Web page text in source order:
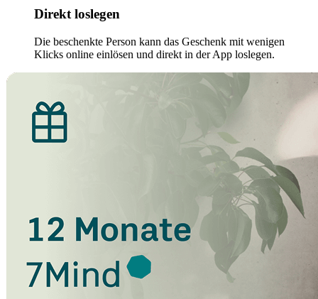
Direkt loslegen
Die beschenkte Person kann das Geschenk mit wenigen
Klicks online einlösen und direkt in der App loslegen.